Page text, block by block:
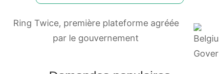
Ring Twice, première plateforme agréée
par le gouvernement